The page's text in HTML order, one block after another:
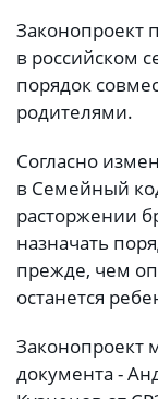
Законопроект
в российском
порядок
родителями.
Согласно
в Семейный
расторжении
назначать
прежде, чем
останется
документа -